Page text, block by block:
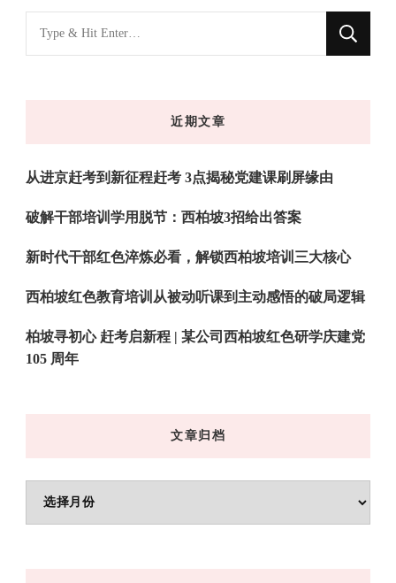
找
什
近期文章
从进京赶考到新征程赶考 3点揭秘党建课刷屏缘由
破解干部培训学用脱节：西柏坡3招给出答案
新时代干部红色淬炼必看，解锁西柏坡培训三大核心
西柏坡红色教育培训从被动听课到主动感悟的破局逻辑
柏坡寻初心 赶考启新程 | 某公司西柏坡红色研学庆建党
105 周年
文章归档
章